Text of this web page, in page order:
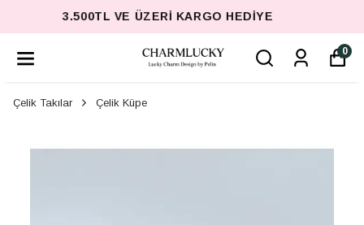
3.500TL VE ÜZERI KARGO HEDIYE
0
Çelik Takılar Çelik Küpe